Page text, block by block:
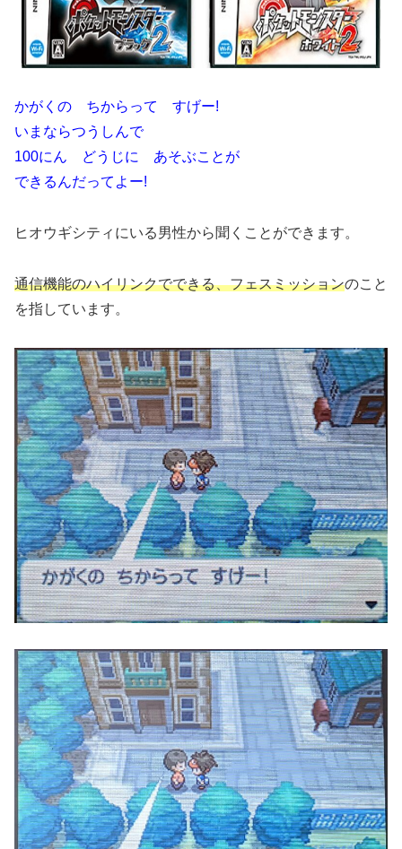
かがくの ちからって すげー!
いまならつうしんで
100にん どうじに あそぶことが
できるんだってよー!
ヒオウギシティにいる男性から聞くことができます。
通信機能のハイリンクでできる、フェスミッションのこと
を指しています。